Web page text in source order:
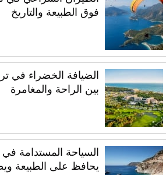
فوق الطبيعة والتاريخ
الضيافة الخضراء في
بين الراحة والمغامرة
السياحة المستدامة في
يحافظ على الطبيعة